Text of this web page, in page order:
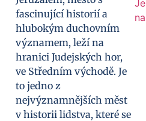
fascinující historií a
hlubokým duchovním
významem, leží na
hranici Judejských hor,
ve Středním východě. Je
to jedno z
nejvýznamnějších měst
v historii lidstva, které se